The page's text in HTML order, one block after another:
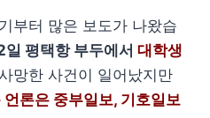
부터 많은 보도가 나왔습
평택항 부두에서 대학생
망한 사건이 일어났지만
론은 중부일보, 기호일보